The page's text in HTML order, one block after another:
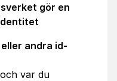
gör en
andra id-
var du